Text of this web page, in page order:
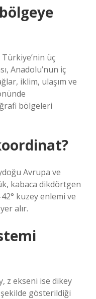
Türkiye’nin üç
Anadolu’nun iç
iklim, ulaşım ve
bölgeleri
Avrupa ve
kabaca dikdörtgen
kuzey enlemi ve
alır.
z ekseni ise dikey
gösterildiği